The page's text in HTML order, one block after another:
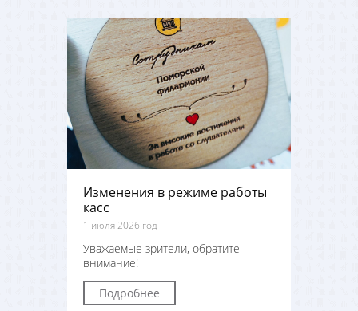
Изменения в режиме работы
касс
1 июля 2026 год
Уважаемые зрители, обратите
внимание!
Подробнее